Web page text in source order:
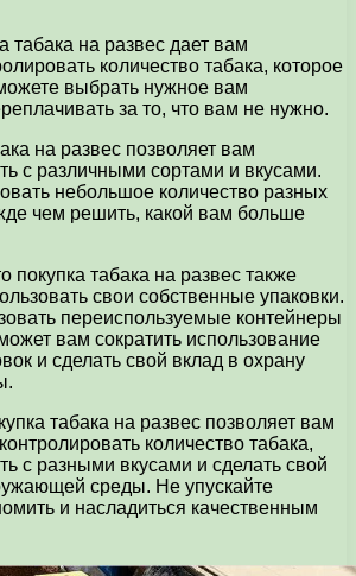
табака на развес дает вам
количество табака, которое
выбрать нужное вам
за то, что вам не нужно.
на развес позволяет вам
с различными сортами и вкусами.
небольшое количество разных
чем решить, какой вам больше
покупка табака на развес также
свои собственные упаковки.
переиспользуемые контейнеры
вам сократить использование
и сделать свой вклад в охрану
табака на развес позволяет вам
количество табака,
с разными вкусами и сделать свой
среды. Не упускайте
и насладиться качественным